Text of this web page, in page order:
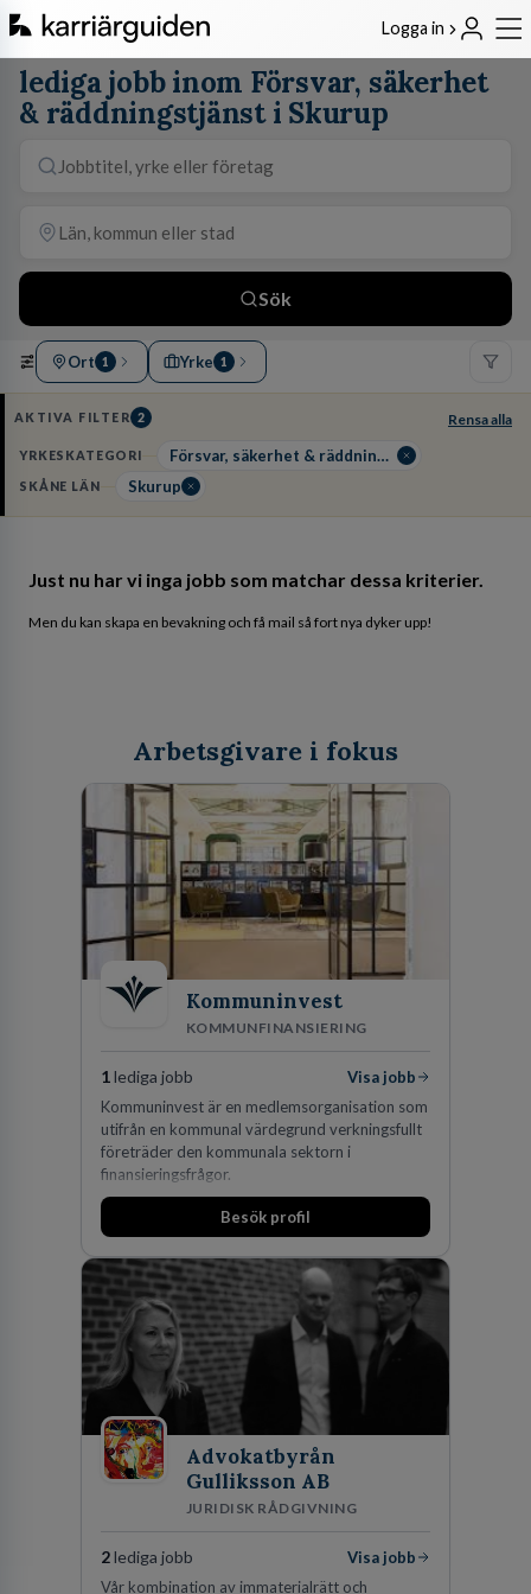
Logga in
lediga jobb inom Försvar, säkerhet
& räddningstjänst i Skurup
Sök
Ort 1 Yrke 1
AKTIVA FILTER 2 Rensa alla
YRKESKATEGORI Försvar, säkerhet & räddningstjänst
SKÅNE LÄN Skurup
Just nu har vi inga jobb som matchar dessa kriterier.
Men du kan skapa en bevakning och få mail så fort nya dyker upp!
Arbetsgivare i fokus
Kommuninvest
KOMMUNFINANSIERING
1lediga jobb
Visa jobb
Kommuninvest är en medlemsorganisation som
utifrån en kommunal värdegrund verkningsfullt
företräder den kommunala sektorn i
finansieringsfrågor.
Besök profil
Advokatbyrån
Gulliksson AB
JURIDISK RÅDGIVNING
2lediga jobb
Visa jobb
Vår kombination av immaterialrätt och